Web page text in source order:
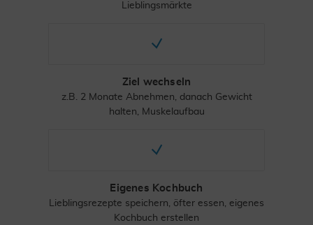
Lieblingsmärkte
Ziel wechseln
z.B. 2 Monate Abnehmen, danach Gewicht
halten, Muskelaufbau
Eigenes Kochbuch
Lieblingsrezepte speichern, öfter essen, eigenes
Kochbuch erstellen